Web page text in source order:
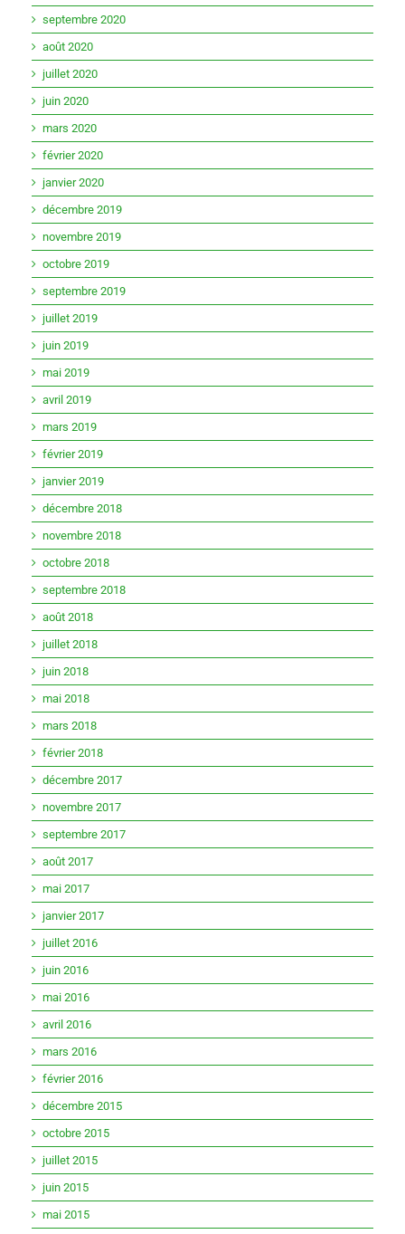
septembre 2020
août 2020
juillet 2020
juin 2020
mars 2020
février 2020
janvier 2020
décembre 2019
novembre 2019
octobre 2019
septembre 2019
juillet 2019
juin 2019
mai 2019
avril 2019
mars 2019
février 2019
janvier 2019
décembre 2018
novembre 2018
octobre 2018
septembre 2018
août 2018
juillet 2018
juin 2018
mai 2018
mars 2018
février 2018
décembre 2017
novembre 2017
septembre 2017
août 2017
mai 2017
janvier 2017
juillet 2016
juin 2016
mai 2016
avril 2016
mars 2016
février 2016
décembre 2015
octobre 2015
juillet 2015
juin 2015
mai 2015